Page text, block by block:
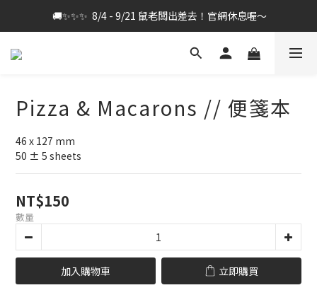
🚚✨✨✨  8/4 - 9/21 鼠老闆出差去！官網休息喔～
Pizza & Macarons // 便箋本
46 x 127 mm
50 ± 5 sheets
NT$150
數量
加入購物車 立即購買